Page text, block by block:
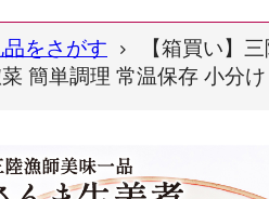
をさがす
【箱買い】
簡単調理 常温保存 小分